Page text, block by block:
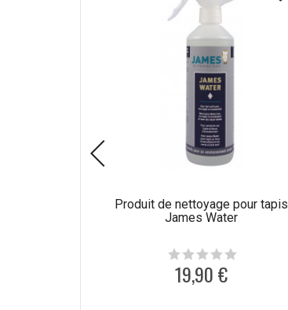
Produit de nettoyage pour tapis
James Water
19,90 €